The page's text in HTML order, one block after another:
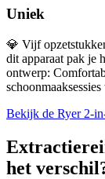
Uniek
💎 Vijf
dit apparaat pak je
ontwerp:
Bekijk de Ryer 2-
het